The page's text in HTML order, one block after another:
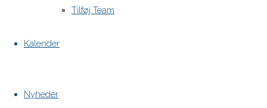
Tilføj Team
Kalender
Nyheder